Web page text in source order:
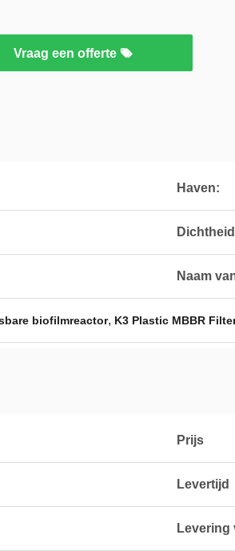
Vraag een offerte
Haven:
Naam
biofilmreactor, K3 Plastic MBBR
Prijs
Levertijd
Levering